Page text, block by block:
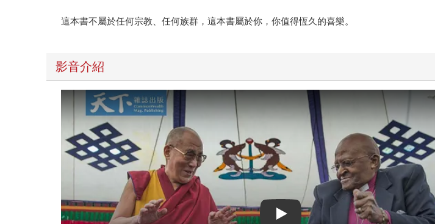
這本書不屬於任何宗教、任何族群，這本書屬於你，你值得恆久的喜樂。
影音介紹
Play video